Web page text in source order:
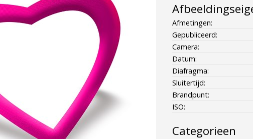
Afmetingen:
Gepubliceerd:
Camera:
Datum:
Diafragma:
Sluitertijd:
Brandpunt:
ISO:
Categorieen